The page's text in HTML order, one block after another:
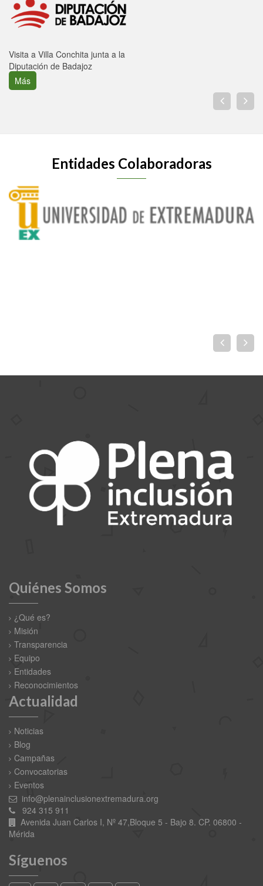
Visita a Villa Conchita junta a la
Diputación de Badajoz
Más
Entidades Colaboradoras
Quiénes Somos
¿Qué es?
Misión
Transparencia
Equipo
Entidades
Reconocimientos
Actualidad
Noticias
Blog
Campañas
Convocatorias
Eventos
info@plenainclusionextremadura.org
924 315 911
Avenida Juan Carlos I, Nº 47,Bloque 5 - Bajo 8. CP. 06800 -
Mérida
Síguenos